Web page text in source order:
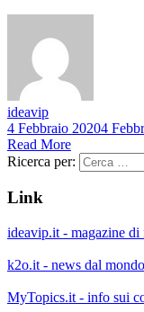
ideavip
4 Febbraio 20204
Read More
Ricerca per:
Link
ideavip.it - magazine
k2o.it - news dal
MyTopics.it - info sui